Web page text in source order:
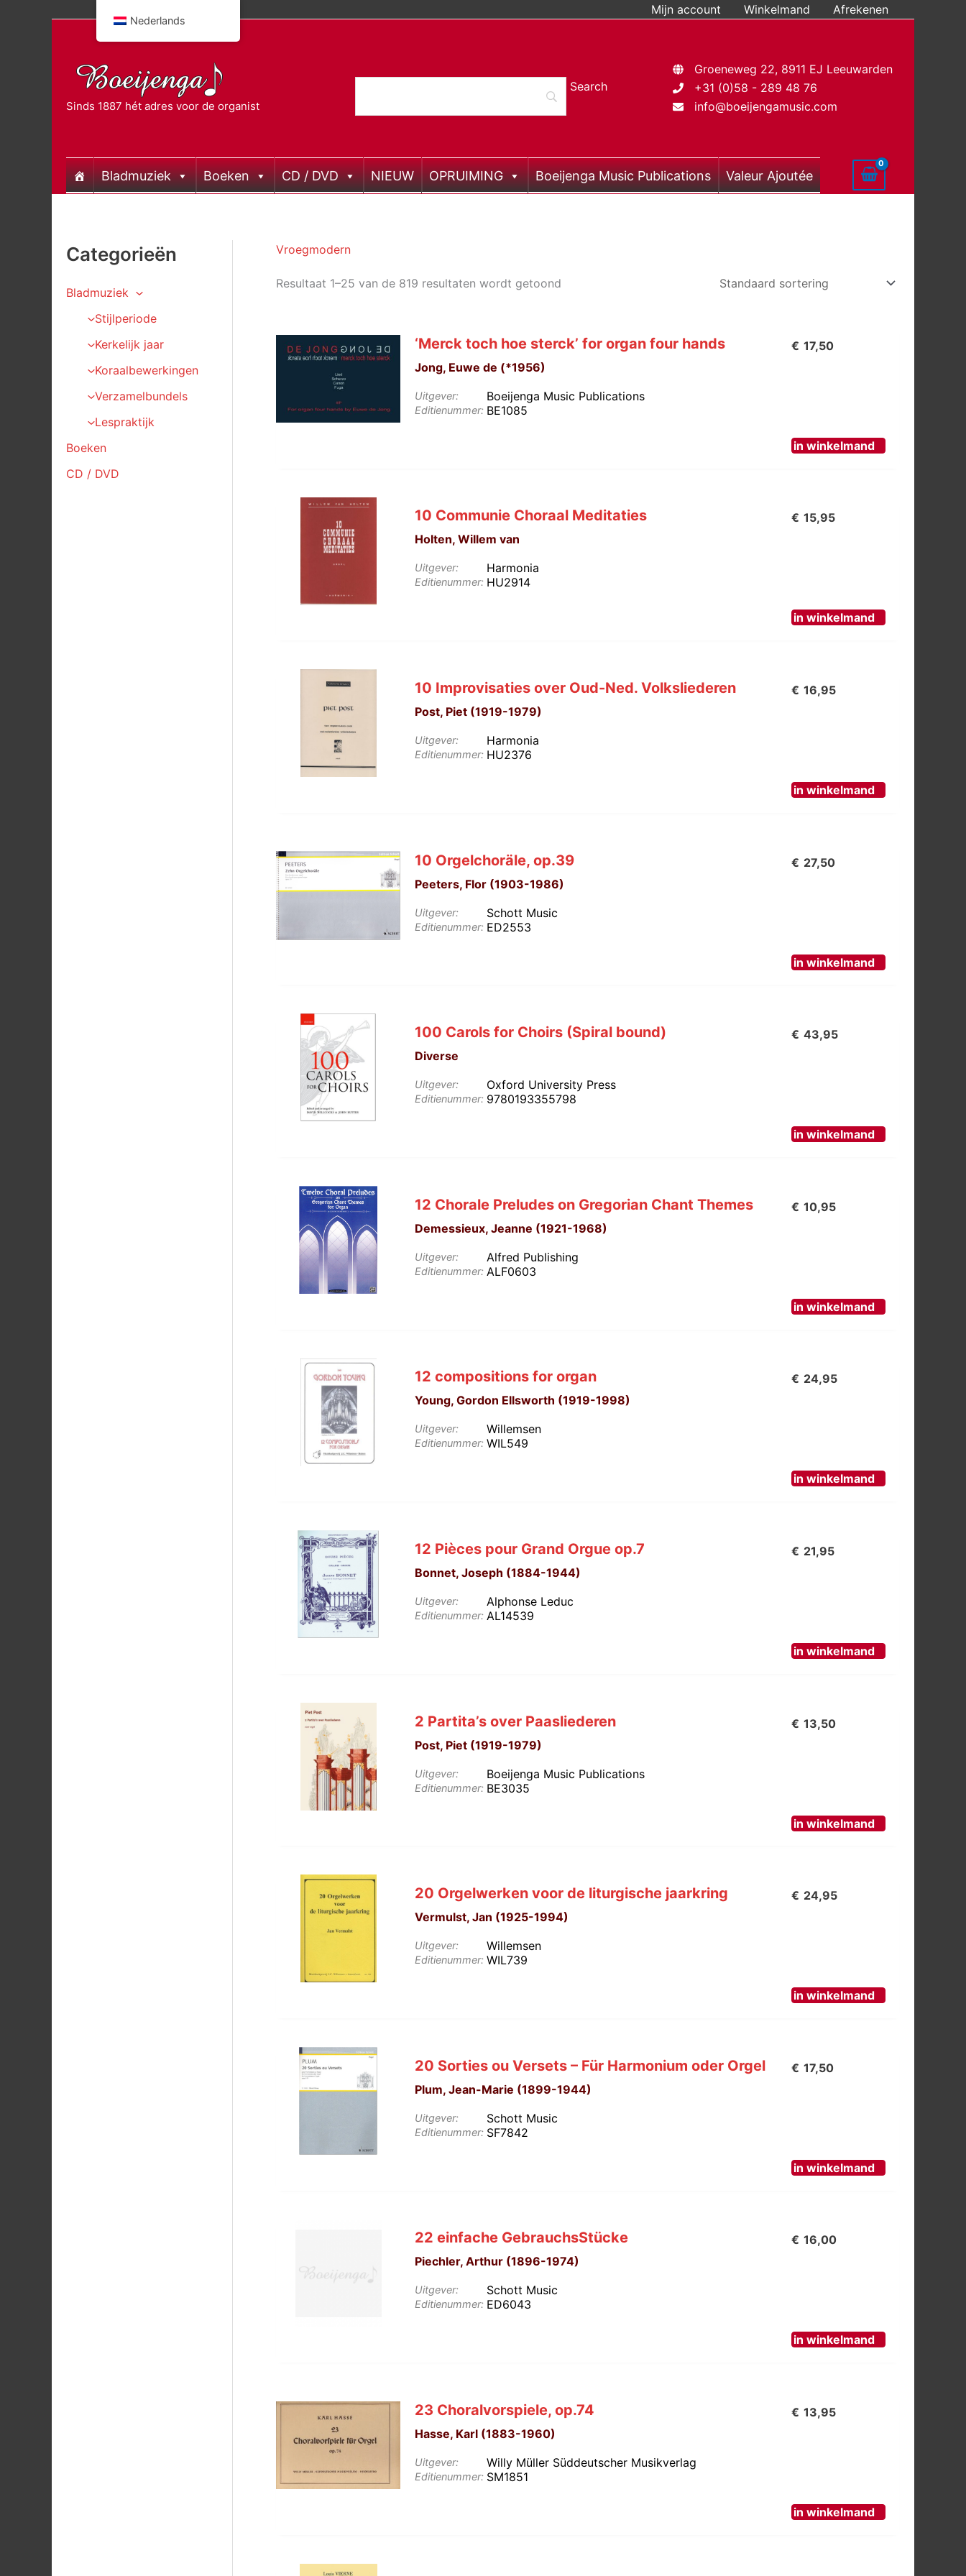
Mijn account Winkelmand Afrekenen
Sinds 1887 hét adres voor de organist
Groeneweg 22, 8911 EJ Leeuwarden
+31 (0)58 - 289 48 76
info@boeijengamusic.com
Bladmuziek Boeken CD / DVD NIEUW OPRUIMING Boeijenga Music Publications Valeur Ajoutée
Categorieën
Bladmuziek
Stijlperiode
Kerkelijk jaar
Koraalbewerkingen
Verzamelbundels
Lespraktijk
Boeken
CD / DVD
Vroegmodern
Resultaat 1–25 van de 819 resultaten wordt getoond
‘Merck toch hoe sterck’ for organ four hands
Jong, Euwe de (*1956)
Uitgever: Boeijenga Music Publications
Editienummer: BE1085
€ 17,50
in winkelmand
10 Communie Choraal Meditaties
Holten, Willem van
Uitgever: Harmonia
Editienummer: HU2914
€ 15,95
in winkelmand
10 Improvisaties over Oud-Ned. Volksliederen
Post, Piet (1919-1979)
Uitgever: Harmonia
Editienummer: HU2376
€ 16,95
in winkelmand
10 Orgelchoräle, op.39
Peeters, Flor (1903-1986)
Uitgever: Schott Music
Editienummer: ED2553
€ 27,50
in winkelmand
100 Carols for Choirs (Spiral bound)
Diverse
Uitgever: Oxford University Press
Editienummer: 9780193355798
€ 43,95
in winkelmand
12 Chorale Preludes on Gregorian Chant Themes
Demessieux, Jeanne (1921-1968)
Uitgever: Alfred Publishing
Editienummer: ALF0603
€ 10,95
in winkelmand
12 compositions for organ
Young, Gordon Ellsworth (1919-1998)
Uitgever: Willemsen
Editienummer: WIL549
€ 24,95
in winkelmand
12 Pièces pour Grand Orgue op.7
Bonnet, Joseph (1884-1944)
Uitgever: Alphonse Leduc
Editienummer: AL14539
€ 21,95
in winkelmand
2 Partita’s over Paasliederen
Post, Piet (1919-1979)
Uitgever: Boeijenga Music Publications
Editienummer: BE3035
€ 13,50
in winkelmand
20 Orgelwerken voor de liturgische jaarkring
Vermulst, Jan (1925-1994)
Uitgever: Willemsen
Editienummer: WIL739
€ 24,95
in winkelmand
20 Sorties ou Versets – Für Harmonium oder Orgel
Plum, Jean-Marie (1899-1944)
Uitgever: Schott Music
Editienummer: SF7842
€ 17,50
in winkelmand
22 einfache GebrauchsStücke
Piechler, Arthur (1896-1974)
Uitgever: Schott Music
Editienummer: ED6043
€ 16,00
in winkelmand
23 Choralvorspiele, op.74
Hasse, Karl (1883-1960)
Uitgever: Willy Müller Süddeutscher Musikverlag
Editienummer: SM1851
€ 13,95
in winkelmand
Nederlands